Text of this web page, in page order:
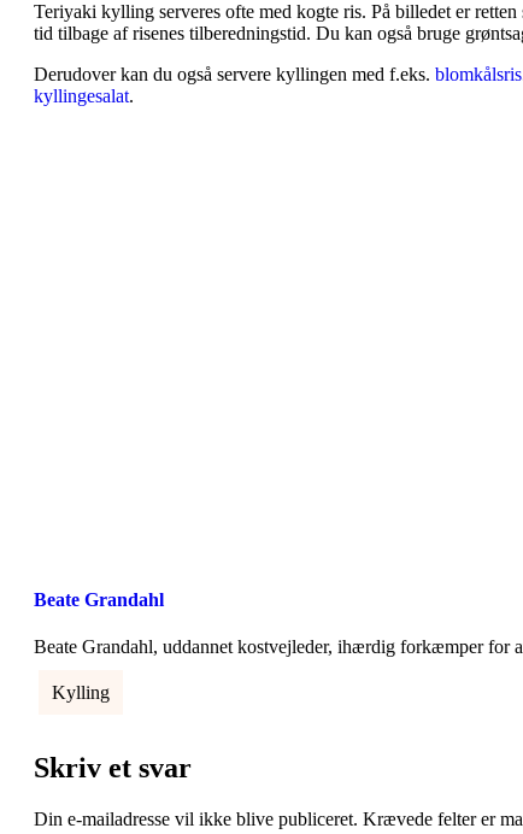
Teriyaki kylling serveres ofte med kogte ris. På billedet er
tid tilbage af risenes tilberedningstid. Du kan også bruge
Derudover kan du også servere kyllingen med f.eks. blomkålsris
kyllingesalat.
Beate Grandahl
Beate Grandahl, uddannet kostvejleder, ihærdig forkæmper for
Kylling
Skriv et svar
Din e-mailadresse vil ikke blive publiceret. Krævede felter er